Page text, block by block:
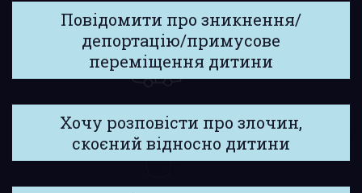
Повідомити про зникнення/
депортацію/примусове
переміщення дитини
Хочу розповісти про злочин,
скоєний відносно дитини